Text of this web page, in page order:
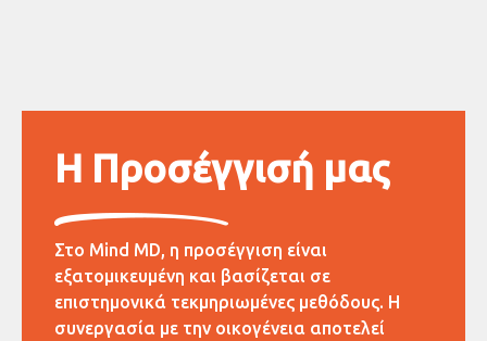
Η Προσέγγισή μας
Στο Mind MD, η προσέγγιση είναι
εξατομικευμένη και βασίζεται σε
επιστημονικά τεκμηριωμένες μεθόδους. Η
συνεργασία με την οικογένεια αποτελεί